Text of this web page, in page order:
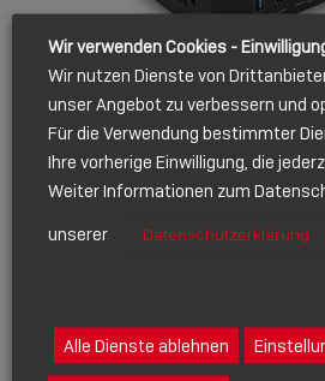
PRODUCT RELEASE
JUNI 12, 2024
CAT.6A HDBASET
EXTENDER
MAR 2024
Wir verwenden Cookies -
Wir nutzen Dienste von
unser Angebot zu verbessern und
Für die Verwendung bestimmter
Ihre vorherige Einwilligung, die
Weiter Informationen zum
unserer
Datenschutzerklärung
Alle Dienste ablehnen